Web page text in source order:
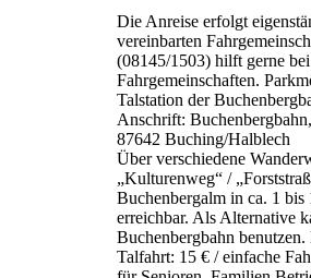
Die Anreise erfolgt
vereinbarten
(08145/1503) hilft gerne
Fahrgemeinschaften.
Talstation der
Anschrift:
87642 Buching/Halblech
Über verschiedene
„Kulturenweg“ /
Buchenbergalm in ca. 1
erreichbar. Als Alternative
Buchenbergbahn
Talfahrt: 15 € / einfache